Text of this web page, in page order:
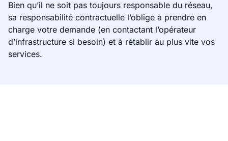
Bien qu’il ne soit pas toujours responsable du réseau,
sa responsabilité contractuelle l’oblige à prendre en
charge votre demande (en contactant l’opérateur
d’infrastructure si besoin) et à rétablir au plus vite vos
services.